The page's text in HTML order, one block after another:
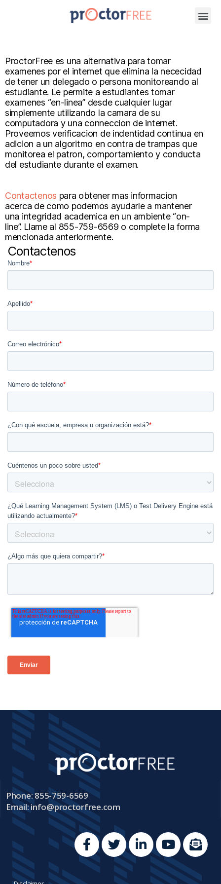
ProctorFree es una alternativa para tomar
examenes por el internet que elimina la nececidad
de tener un delegado o persona monitoreando al
estudiante. Le permite a estudiantes tomar
examenes “en-linea” desde cualquier lugar
simplemente utilizando la camara de su
computadora y una conneccion de internet.
Proveemos verificacion de indentidad continua en
adicion a un algoritmo en contra de trampas que
monitorea el patron, comportamiento y conducta
del estudiante durante el examen.
Contactenos para obtener mas informacion
acerca de como podemos ayudarle a mantener
una integridad academica en un ambiente “on-
line”. Llame al 855-759-6569 o complete la forma
mencionada anteriormente.
Contactenos
Nombre*
Apellido*
Correo electrónico*
Número de teléfono*
¿Con qué escuela, empresa u organización está?*
Cuéntenos un poco sobre usted*
¿Qué Learning Management System (LMS) o Test Delivery Engine está
utilizando actualmente?*
¿Algo más que quiera compartir?*
Phone: 855-759-6569
Email:info@proctorfree.com